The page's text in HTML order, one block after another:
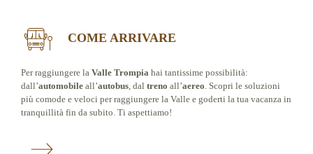
COME ARRIVARE
Per raggiungere la Valle Trompia hai tantissime possibilità:
dall’automobileall’autobus, dal treno all’aereo . Scopri le soluzioni
più comode e veloci per raggiungere la Valle e goderti la tua vacanza in
tranquillità fin da subito. Ti aspettiamo!